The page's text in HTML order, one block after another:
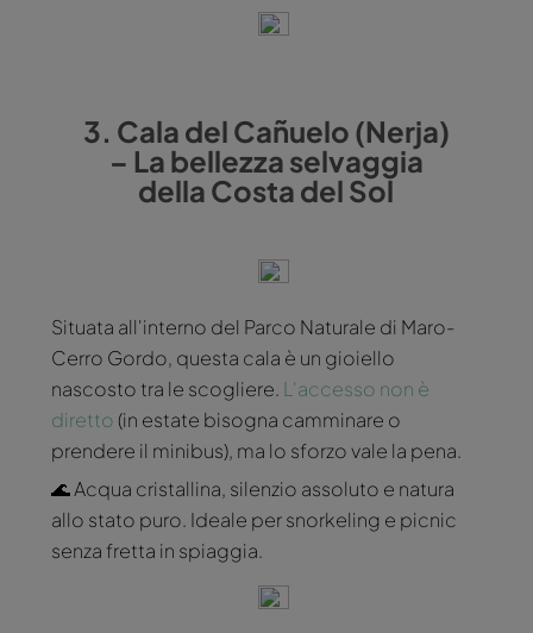
3. Cala del Cañuelo (Nerja)
– La bellezza selvaggia
della Costa del Sol
Situata all'interno del Parco Naturale di Maro-
Cerro Gordo, questa cala è un gioiello
nascosto tra le scogliere. L'accesso non è
diretto (in estate bisogna camminare o
prendere il minibus), ma lo sforzo vale la pena.
🌊 Acqua cristallina, silenzio assoluto e natura
allo stato puro. Ideale per snorkeling e picnic
senza fretta in spiaggia.